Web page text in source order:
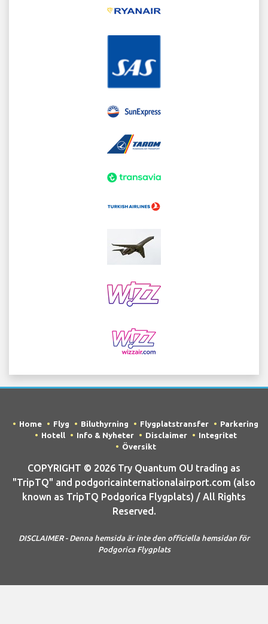
Home Flyg Biluthyrning Flygplatstransfer
Parkering
Hotell
Info & Nyheter Disclaimer
Integritet
Översikt
COPYRIGHT © 2026 Try Quantum OU trading as
"TripTQ" and podgoricainternationalairport.com (also
known as TripTQ Podgorica Flygplats) / All Rights
Reserved.
DISCLAIMER - Denna hemsida är inte den officiella hemsidan för
Podgorica Flygplats